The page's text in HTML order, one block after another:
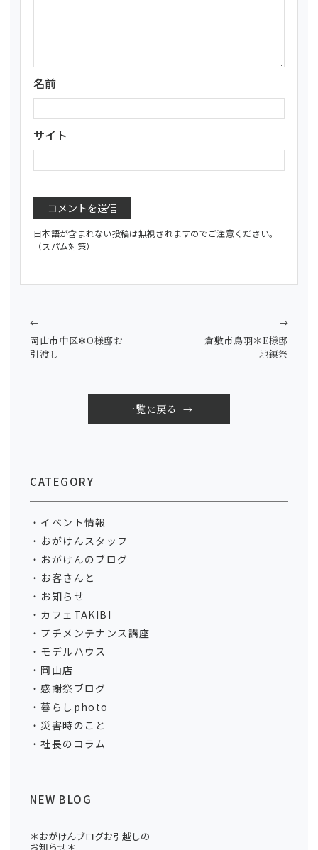
名前
サイト
日本語が含まれない投稿は無視されますのでご注意ください。
（スパム対策）
岡山市中区✻O様邸お
引渡し
←
一覧に戻る
倉敷市鳥羽＊E様邸
地鎮祭
→
CATEGORY
イベント情報
おがけんスタッフ
おがけんのブログ
お客さんと
お知らせ
カフェTAKIBI
プチメンテナンス講座
モデルハウス
岡山店
感謝祭ブログ
暮らしphoto
災害時のこと
社長のコラム
NEW BLOG
＊おがけんブログお引越しの
お知らせ＊